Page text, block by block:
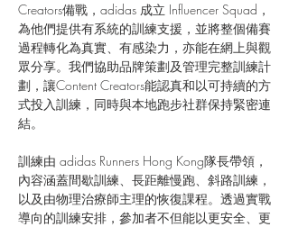
Creators備戰，adidas 成立 Influencer Squad，
為他們提供有系統的訓練支援，並將整個備賽
過程轉化為真實、有感染力，亦能在網上與觀
眾分享。我們協助品牌策劃及管理完整訓練計
劃，讓Content Creators能認真和以可持續的方
式投入訓練，同時與本地跑步社群保持緊密連
結。
訓練由 adidas Runners Hong Kong隊長帶領，
內容涵蓋間歇訓練、長距離慢跑、斜路訓練，
以及由物理治療師主理的恢復課程。透過實戰
導向的訓練安排，參加者不但能以更安全、更